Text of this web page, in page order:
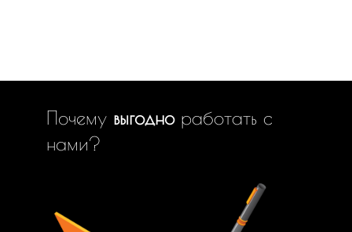
Почему выгодноработать с
нами?